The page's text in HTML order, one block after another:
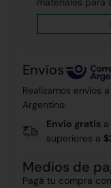
Envíos
Realizamos envíos
Argentino
Envío gratis
superiores a
Medios de
Pagá tu compra